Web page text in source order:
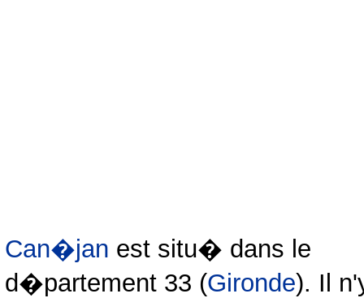
Can�jan est situ� dans le
d�partement 33 (Gironde). Il